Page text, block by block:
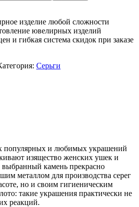
изделие любой сложности
ювелирных изделий
и гибкая система скидок при заказе
Серьги
популярных и любимых украшений
изящество женских ушек и
выбранный камень прекрасно
металлом для производства серег
но и своим гигиеническим
такие украшения практически не
реакций.